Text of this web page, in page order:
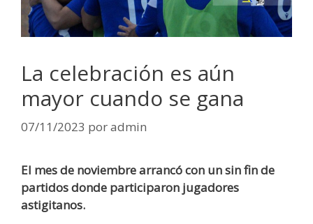
La celebración es aún
mayor cuando se gana
07/11/2023 poradmin
El mes de noviembre arrancó con un sin fin de
partidos donde participaron jugadores
astigitanos.